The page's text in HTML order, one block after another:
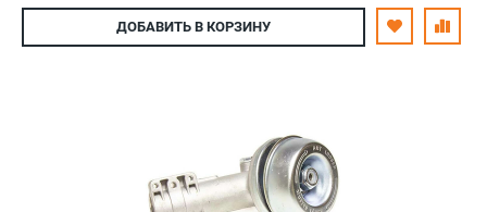
Ножницы садовые аккумуляторные
Пилы цепные аккумуляторные
ТЕЛЕФОН (САНКТ-ПЕТЕРБУРГ)
+7 (812) 603-41-27
Информация размещённая на сайте не является публичной
офертой.
ДОБАВИТЬ В КОРЗИНУ